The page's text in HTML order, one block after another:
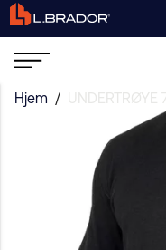
Hjem / UNDERTRØYE